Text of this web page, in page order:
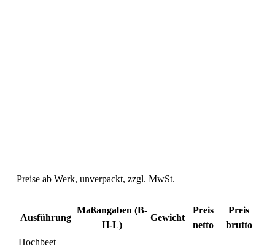
Preise ab Werk, unverpackt, zzgl. MwSt.
Ausführung
Maßangaben (B-
H-L)
Gewicht
Preis
netto
Preis
brutto
Hochbeet